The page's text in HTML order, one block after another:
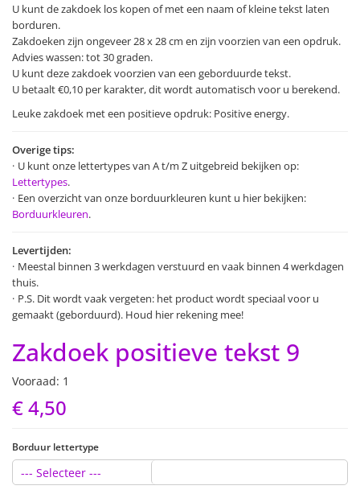
U kunt de zakdoek los kopen of met een naam of kleine tekst laten
borduren.
Zakdoeken zijn ongeveer 28 x 28 cm en zijn voorzien van een opdruk.
Advies wassen: tot 30 graden.
U kunt deze zakdoek voorzien van een geborduurde tekst.
U betaalt €0,10 per karakter, dit wordt automatisch voor u berekend.
Leuke zakdoek met een positieve opdruk: Positive energy.
Overige tips:
U kunt onze lettertypes van A t/m Z uitgebreid bekijken op:
Lettertypes.
Een overzicht van onze borduurkleuren kunt u hier bekijken:
Borduurkleuren.
Levertijden:
Meestal binnen 3 werkdagen verstuurd en vaak binnen 4 werkdagen
thuis.
P.S. Dit wordt vaak vergeten: het product wordt speciaal voor u
gemaakt (geborduurd). Houd hier rekening mee!
Zakdoek positieve tekst 9
Vooraad: 1
€ 4,50
Borduur lettertype
--- Selecteer ---